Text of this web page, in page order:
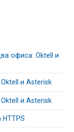
офиса: Oktell и
и Asterisk
и Asterisk
HTTPS